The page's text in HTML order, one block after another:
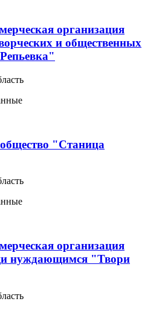
организация
и общественных
"Станица
организация
нуждающимся "Твори